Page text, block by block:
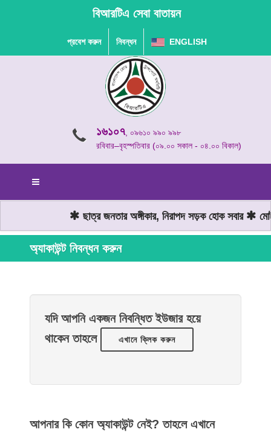
বিআরটিএ সেবা বাতায়ন
প্রবেশ করুন নিবন্ধন ENGLISH
১৬১০৭, ০৯৬১০ ৯৯০ ৯৯৮
রবিবার–বৃহস্পতিবার (০৯.০০ সকাল - ০৪.০০ বিকাল)
ছাত্র জনতার অঙ্গীকার, নিরাপদ সড়ক হোক সবার
অ্যাকাউন্ট নিবন্ধন করুন
যদি আপনি একজন নিবন্ধিত ইউজার হয়ে
থাকেন তাহলে
এখানে ক্লিক করুন
আপনার কি কোন অ্যাকাউন্ট নেই? তাহলে এখানে